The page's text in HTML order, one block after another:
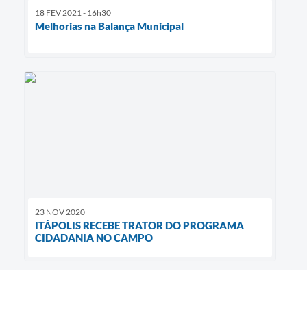
18 FEV 2021 - 16h30
Melhorias na Balança Municipal
23 NOV 2020
ITÁPOLIS RECEBE TRATOR DO PROGRAMA
CIDADANIA NO CAMPO